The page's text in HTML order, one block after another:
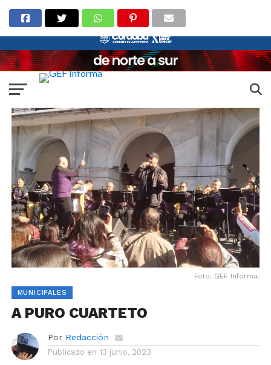
Foto: GEF Informa.
MUNICIPALES
A PURO CUARTETO
Por Redacción
Publicado en 13 junio, 2023